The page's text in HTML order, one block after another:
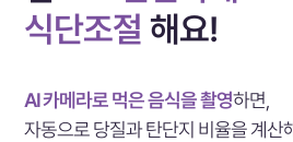
식단조절 해요!
AI 카메라로 먹은 음식을 촬영하면,
자동으로 당질과 탄단지 비율을 계산